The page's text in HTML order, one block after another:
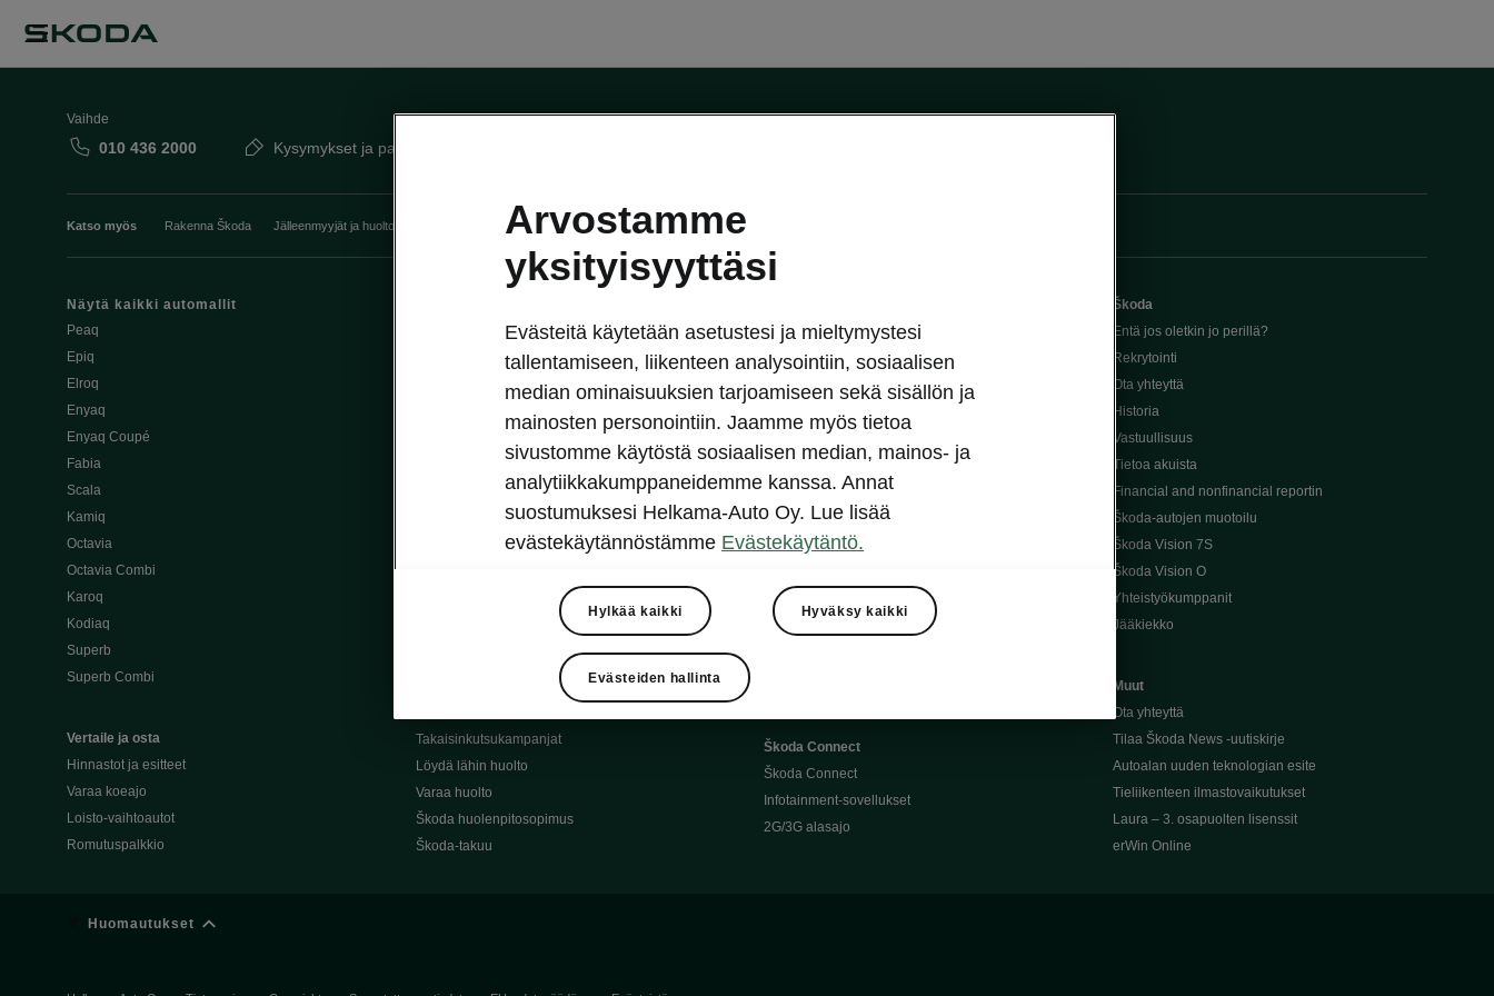
Vaihde
010 436 2000 Kysymykset ja palaute
Katso myös Rakenna Škoda Jälleenmyyjät ja huolto Heti vapaat Škoda-mallit Käyttöohjeet Škoda Shop
Näytä kaikki automallit
Peaq
Epiq
Elroq
Enyaq
Enyaq Coupé
Fabia
Scala
Kamiq
Octavia
Octavia Combi
Karoq
Kodiaq
Superb
Superb Combi
Vertaile ja osta
Hinnastot ja esitteet
Varaa koeajo
Loisto-vaihtoautot
Romutuspalkkio
Osta Škoda verkossa
Škoda Yksityisleasing
Škodan Vakuutus
Škoda 4×4 -mallit
Škoda-katumaasturimallit
Alkuperäiset Škoda-varaosat
Alkuperäiset Škoda-moottoriöljyt
Takaisinkutsukampanjat
Löydä lähin huolto
Varaa huolto
Škoda huolenpitosopimus
Škoda-takuu
Avustinjärjestelmät
Sähköautot ja hybridit
Sähköautot ja hybridit
Ladattavat hybridit
Vinkkejä sähköautoiluun
Ajoakku ja turvallisuus
Ohjelmiston päivitys
Kotilataus
Latauspisteet kartalla
Škoda Connect
Škoda Connect
Infotainment-sovellukset
2G/3G alasajo
Škoda
Entä jos oletkin jo perillä?
Rekrytointi
Ota yhteyttä
Historia
Vastuullisuus
Tietoa akuista
Financial and nonfinancial reportin
Škoda-autojen muotoilu
Škoda Vision 7S
Škoda Vision O
Yhteistyökumppanit
Jääkiekko
Muut
Ota yhteyttä
Tilaa Škoda News -uutiskirje
Autoalan uuden teknologian esite
Tieliikenteen ilmastovaikutukset
Laura – 3. osapuolten lisenssit
erWin Online
Huomautukset
Arvostamme
yksityisyyttäsi
Evästeitä käytetään asetustesi ja mieltymystesi
tallentamiseen, liikenteen analysointiin, sosiaalisen
median ominaisuuksien tarjoamiseen sekä sisällön ja
mainosten personointiin. Jaamme myös tietoa
sivustomme käytöstä sosiaalisen median, mainos- ja
analytiikkakumppaneidemme kanssa. Annat
suostumuksesi Helkama-Auto Oy. Lue lisää
evästekäytännöstämme Evästekäytäntö.
Hylkää kaikki Hyväksy kaikki
Evästeiden hallinta